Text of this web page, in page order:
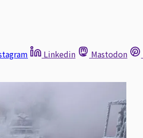
Linkedin Mastodon